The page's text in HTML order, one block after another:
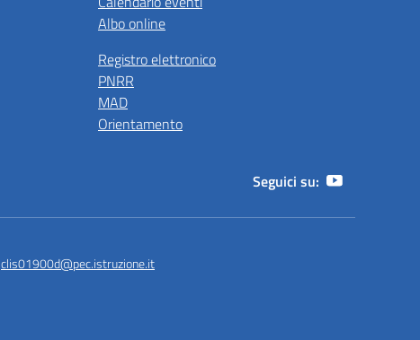
Albo online
Registro elettronico
PNRR
MAD
Orientamento
Seguici su:
clis01900d@pec.istruzione.it